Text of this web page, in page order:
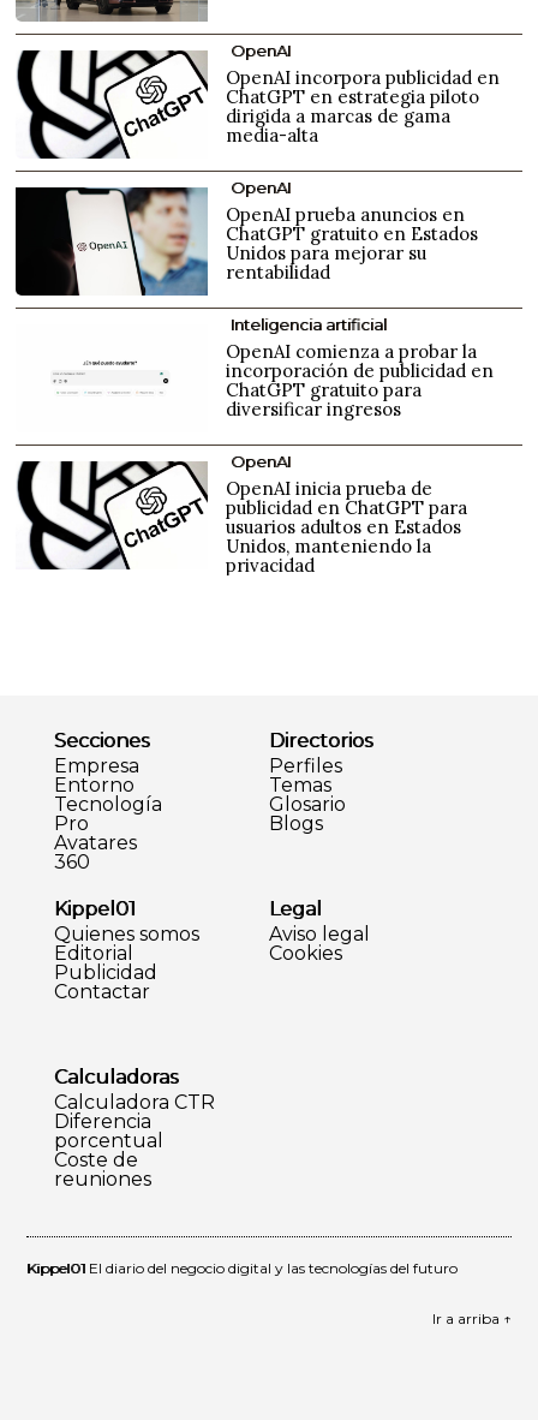
OpenAI
OpenAI incorpora publicidad en
ChatGPT en estrategia piloto
dirigida a marcas de gama
media-alta
OpenAI
OpenAI prueba anuncios en
ChatGPT gratuito en Estados
Unidos para mejorar su
rentabilidad
Inteligencia artificial
OpenAI comienza a probar la
incorporación de publicidad en
ChatGPT gratuito para
diversificar ingresos
OpenAI
OpenAI inicia prueba de
publicidad en ChatGPT para
usuarios adultos en Estados
Unidos, manteniendo la
privacidad
Secciones
Empresa
Entorno
Tecnología
Pro
Avatares
360
Directorios
Perfiles
Temas
Glosario
Blogs
Kippel01
Quienes somos
Editorial
Publicidad
Contactar
Legal
Aviso legal
Cookies
Calculadoras
Calculadora CTR
Diferencia
porcentual
Coste de
reuniones
Kippel01 El diario del negocio digital y las tecnologías del futuro
Ir a arriba ↑